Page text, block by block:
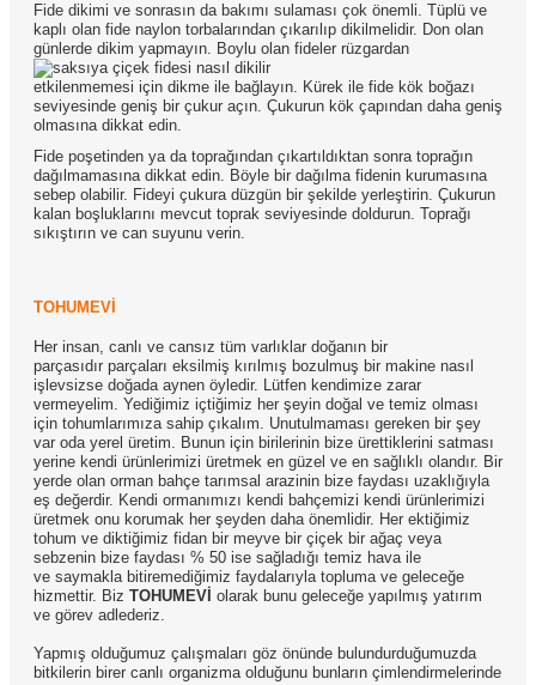
Fide dikimi ve sonrasın da bakımı sulaması çok önemli. Tüplü ve
kaplı olan fide naylon torbalarından çıkarılıp dikilmelidir. Don olan
günlerde dikim yapmayın. Boylu olan fideler rüzgardan
etkilenmemesi için dikme ile bağlayın. Kürek ile fide kök boğazı
seviyesinde geniş bir çukur açın. Çukurun kök çapından daha geniş
olmasına dikkat edin.
Fide poşetinden ya da toprağından çıkartıldıktan sonra toprağın
dağılmamasına dikkat edin. Böyle bir dağılma fidenin kurumasına
sebep olabilir. Fideyi çukura düzgün bir şekilde yerleştirin. Çukurun
kalan boşluklarını mevcut toprak seviyesinde doldurun. Toprağı
sıkıştırın ve can suyunu verin.
TOHUMEVİ
Her insan, canlı ve cansız tüm varlıklar doğanın bir
parçasıdır parçaları eksilmiş kırılmış bozulmuş bir makine nasıl
işlevsizse doğada aynen öyledir. Lütfen kendimize zarar
vermeyelim. Yediğimiz içtiğimiz her şeyin doğal ve temiz olması
için tohumlarımıza sahip çıkalım. Unutulmaması gereken bir şey
var oda yerel üretim. Bunun için birilerinin bize ürettiklerini satması
yerine kendi ürünlerimizi üretmek en güzel ve en sağlıklı olandır. Bir
yerde olan orman bahçe tarımsal arazinin bize faydası uzaklığıyla
eş değerdir. Kendi ormanımızı kendi bahçemizi kendi ürünlerimizi
üretmek onu korumak her şeyden daha önemlidir. Her ektiğimiz
tohum ve diktiğimiz fidan bir meyve bir çiçek bir ağaç veya
sebzenin bize faydası % 50 ise sağladığı temiz hava ile
ve saymakla bitiremediğimiz faydalarıyla topluma ve geleceğe
hizmettir. Biz TOHUMEVİ olarak bunu geleceğe yapılmış yatırım
ve görev adlederiz.
Yapmış olduğumuz çalışmaları göz önünde bulundurduğumuzda
bitkilerin birer canlı organizma olduğunu bunların çimlendirmelerinde